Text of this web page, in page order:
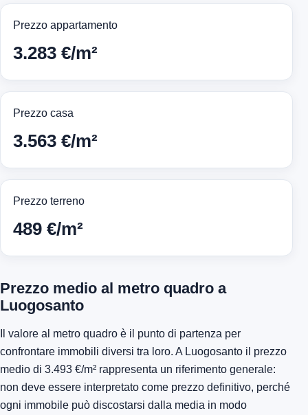
Prezzo appartamento
3.283 €/m²
Prezzo casa
3.563 €/m²
Prezzo terreno
489 €/m²
Prezzo medio al metro quadro a
Luogosanto
Il valore al metro quadro è il punto di partenza per
confrontare immobili diversi tra loro. A Luogosanto il prezzo
medio di 3.493 €/m² rappresenta un riferimento generale:
non deve essere interpretato come prezzo definitivo, perché
ogni immobile può discostarsi dalla media in modo